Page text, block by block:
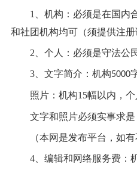
1、机构：必须是在国内
和社团机构均可（须提供注册
2、个人：必须是守法公民
3、文字简介：机构5000
照片：机构15幅以内，个
文字和照片必须实事求是
（本网是发布平台，如
4、 编辑和网络服务费：